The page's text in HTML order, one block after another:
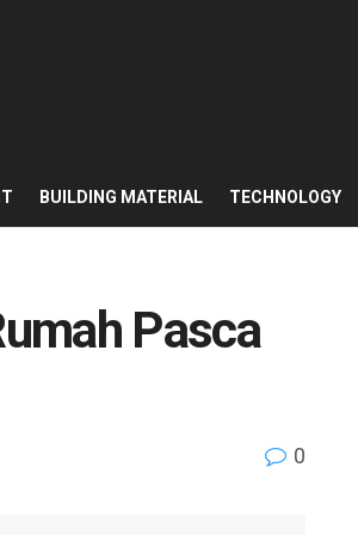
BUILDING MATERIAL TECHNOLOGY
Pasca
0